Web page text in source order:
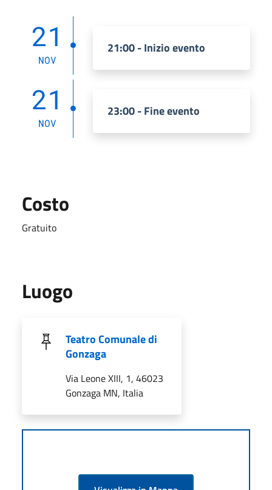
21
NOV
21:00 - Inizio evento
21
NOV
23:00 - Fine evento
Costo
Gratuito
Luogo
Teatro Comunale di
Gonzaga
Via Leone XIII, 1, 46023
Gonzaga MN, Italia